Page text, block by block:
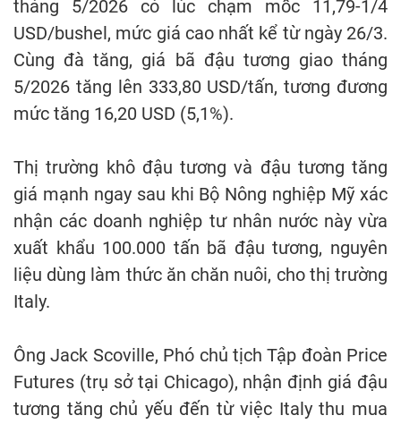
tháng 5/2026 có lúc chạm mốc 11,79-1/4
USD/bushel, mức giá cao nhất kể từ ngày 26/3.
Cùng đà tăng, giá bã đậu tương giao tháng
5/2026 tăng lên 333,80 USD/tấn, tương đương
mức tăng 16,20 USD (5,1%).
Thị trường khô đậu tương và đậu tương tăng
giá mạnh ngay sau khi Bộ Nông nghiệp Mỹ xác
nhận các doanh nghiệp tư nhân nước này vừa
xuất khẩu 100.000 tấn bã đậu tương, nguyên
liệu dùng làm thức ăn chăn nuôi, cho thị trường
Italy.
Ông Jack Scoville, Phó chủ tịch Tập đoàn Price
Futures (trụ sở tại Chicago), nhận định giá đậu
tương tăng chủ yếu đến từ việc Italy thu mua